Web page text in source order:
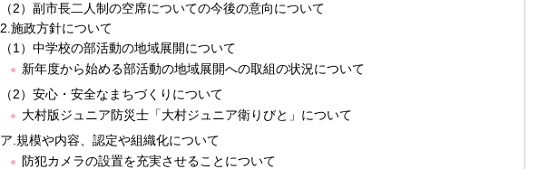
（2）副市長二人制の空席についての今後の意向について
2.施政方針について
（1）中学校の部活動の地域展開について
新年度から始める部活動の地域展開への取組の状況について
（2）安心・安全なまちづくりについて
大村版ジュニア防災士「大村ジュニア衛りびと」について
ア.規模や内容、認定や組織化について
防犯カメラの設置を充実させることについて